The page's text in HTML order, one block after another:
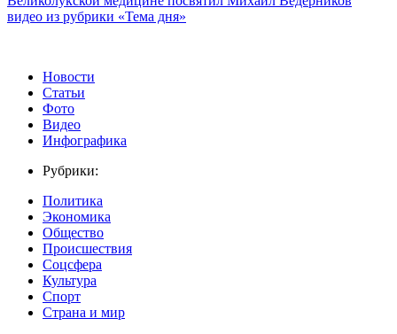
видео из рубрики «Тема дня»
Новости
Статьи
Фото
Видео
Инфографика
Рубрики:
Политика
Экономика
Общество
Происшествия
Соцсфера
Культура
Спорт
Страна и мир